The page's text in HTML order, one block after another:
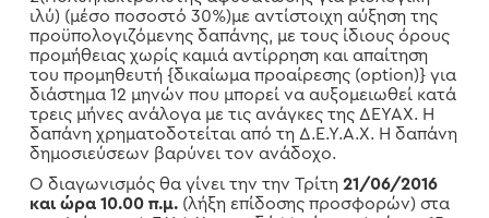
ιλύ) (μέσο ποσοστό 30%)με αντίστοιχη αύξηση της
προϋπολογιζόμενης δαπάνης, με τους ίδιους όρους
προμήθειας χωρίς καμιά αντίρρηση και απαίτηση
του προμηθευτή {δικαίωμα προαίρεσης (option)} για
διάστημα 12 μηνών που μπορεί να αυξομειωθεί κατά
τρεις μήνες ανάλογα με τις ανάγκες της ΔΕΥΑΧ. Η
δαπάνη χρηματοδοτείται από τη Δ.Ε.Υ.Α.Χ. Η δαπάνη
δημοσιεύσεων βαρύνει τον ανάδοχο.
Ο διαγωνισμός θα γίνει την την Τρίτη 21/06/2016
και ώρα 10.00 π.μ.(λήξη επίδοσης προσφορών) στα